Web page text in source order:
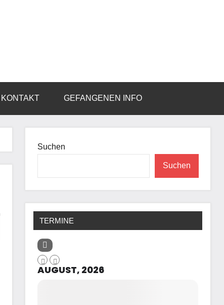
KONTAKT GEFANGENEN INFO
Suchen
Suchen
TERMINE
AUGUST, 2026